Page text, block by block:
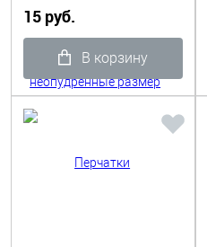
15 руб.
В корзину